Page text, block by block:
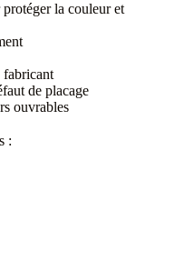
la couleur et
fabricant
de placage
ouvrables
: